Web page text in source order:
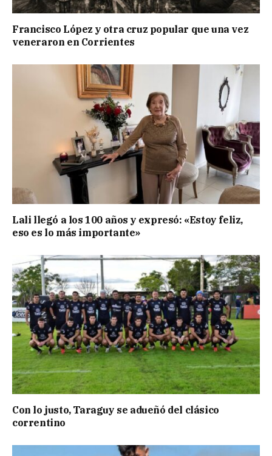
Francisco López y otra cruz popular que una vez
veneraron en Corrientes
Lali llegó a los 100 años y expresó: «Estoy feliz,
eso es lo más importante»
Con lo justo, Taraguy se adueñó del clásico
correntino